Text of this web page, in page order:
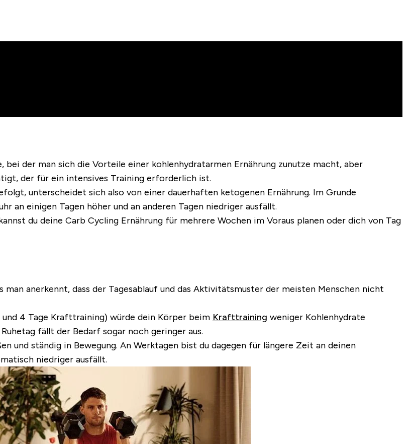
bei der man sich die Vorteile einer kohlenhydratarmen Ernährung zunutze macht, aber
der für ein intensives Training erforderlich ist.
unterscheidet sich also von einer dauerhaften ketogenen Ernährung. Im Grunde
an einigen Tagen höher und an anderen Tagen niedriger ausfällt.
du deine Carb Cycling Ernährung für mehrere Wochen im Voraus planen oder dich von Tag
anerkennt, dass der Tagesablauf und das Aktivitätsmuster der meisten Menschen nicht
und 4 Tage Krafttraining) würde dein Körper beim Krafttraining weniger Kohlenhydrate
fällt der Bedarf sogar noch geringer aus.
und ständig in Bewegung. An Werktagen bist du dagegen für längere Zeit an deinen
niedriger ausfällt.